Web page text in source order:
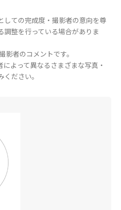
しての完成度・撮影者の意向を尊
調整を行っている場合がありま
者のコメントです。
よって異なるさまざまな写真・
ださい。